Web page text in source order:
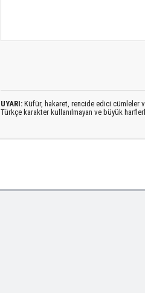
UYARI: Küfür, hakaret, rencide edici cümleler
Türkçe karakter kullanılmayan ve büyük